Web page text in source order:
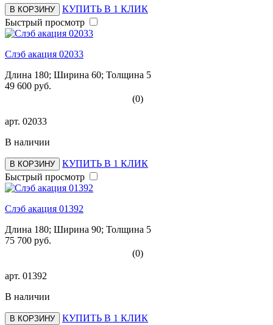
В КОРЗИНУ
КУПИТЬ В 1 КЛИК
Быстрый просмотр
Слэб акация 02033
Длина 180; Ширина 60; Толщина 5
49 600 руб.
(0)
арт. 02033
В наличии
В КОРЗИНУ
КУПИТЬ В 1 КЛИК
Быстрый просмотр
Слэб акация 01392
Длина 180; Ширина 90; Толщина 5
75 700 руб.
(0)
арт. 01392
В наличии
В КОРЗИНУ
КУПИТЬ В 1 КЛИК